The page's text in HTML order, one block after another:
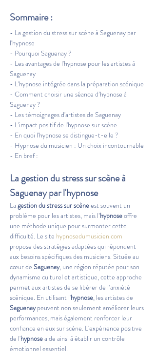
Sommaire :
- La gestion du stress sur scène à Saguenay par
l'hypnose
- Pourquoi Saguenay ?
- Les avantages de l'hypnose pour les artistes à
Saguenay
- L'hypnose intégrée dans la préparation scénique
- Comment choisir une séance d’hypnose à
Saguenay ?
- Les témoignages d'artistes de Saguenay
- L'impact positif de l'hypnose sur scène
- En quoi l'hypnose se distingue-t-elle ?
- Hypnose du musicien : Un choix incontournable
- En bref :
La gestion du stress sur scène à
Saguenay par l'hypnose
La gestion du stress sur scène est souvent un
problème pour les artistes, mais l’hypnose offre
une méthode unique pour surmonter cette
difficulté. Le site hypnosedumusicien.com
propose des stratégies adaptées qui répondent
aux besoins spécifiques des musiciens. Située au
cœur de Saguenay, une région réputée pour son
dynamisme culturel et artistique, cette approche
permet aux artistes de se libérer de l’anxiété
scénique. En utilisant l'hypnose, les artistes de
Saguenay peuvent non seulement améliorer leurs
performances, mais également renforcer leur
confiance en eux sur scène. L'expérience positive
de l'hypnose aide ainsi à établir un contrôle
émotionnel essentiel.